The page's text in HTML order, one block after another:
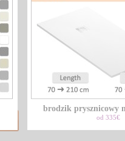
brodzik prysznicowy
od 335€